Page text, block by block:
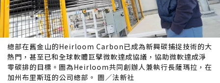
總部在舊金山的Heirloom Carbon已成為新興碳捕捉技術的大
熱門，甚至已和全球軟體巨擘微軟達成協議，協助微軟達成淨
零碳排的目標。圖為Heirloom共同創辦人兼執行長薩瑪拉，在
加州布里斯班的公司總部。 圖／法新社